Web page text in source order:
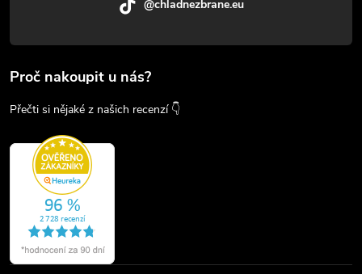
@chladnezbrane.eu
Proč nakoupit u nás?
Přečti si nějaké z našich recenzí 👇